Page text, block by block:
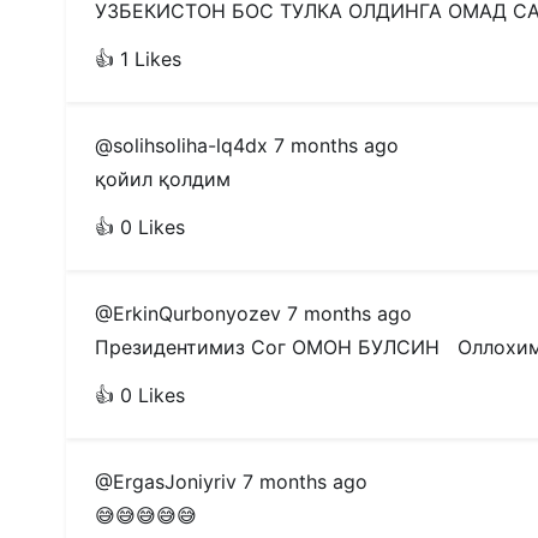
УЗБЕКИСТОН БОС ТУЛКА ОЛДИНГА ОМАД
👍 1 Likes
@solihsoliha-lq4dx 7 months ago
қойил қолдим
👍 0 Likes
@ErkinQurbonyozev 7 months ago
Президентимиз Сог ОМОН БУЛСИН
👍 0 Likes
@ErgasJoniyriv 7 months ago
😅😅😅😅😅